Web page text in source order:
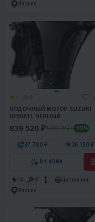
Япония
ЛОДОЧНЫЙ МОТОР SUZUKI
DF50ATL ЧЕРНЫЙ
839 520 ₽1 202 190 ₽ -30%
37 780 ₽ 36 150 ₽
В 1 КЛИК
50 4T L
Дистанция
Япония